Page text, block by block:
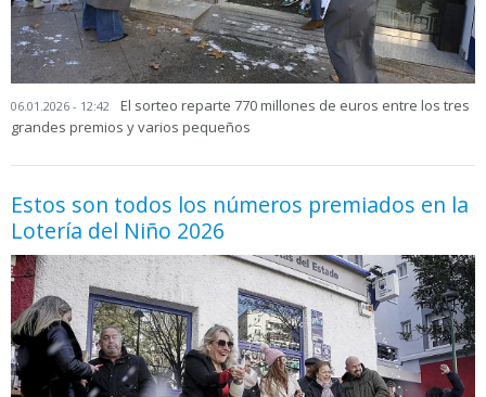
06.01.2026 - 12:42
El sorteo reparte 770 millones de euros entre los tres
grandes premios y varios pequeños
Estos son todos los números premiados en la
Lotería del Niño 2026